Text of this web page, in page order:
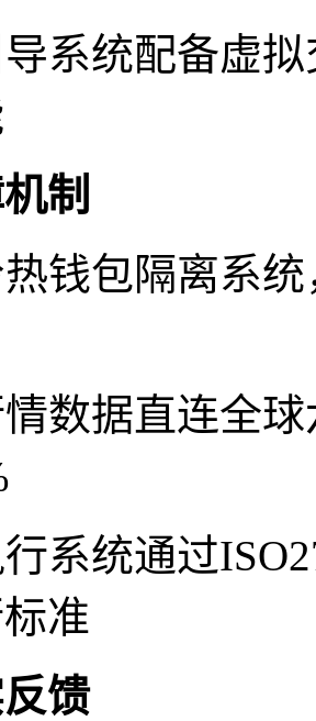
系统配备虚
制
钱包隔离系
数据直连全
系统通过
准
馈